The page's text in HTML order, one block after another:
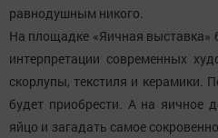
равнодушным никого.
На площадке «Яичная выставка»
интерпретации современных
скорлупы, текстиля и керамики.
будет приобрести. А на яичное
яйцо и загадать самое